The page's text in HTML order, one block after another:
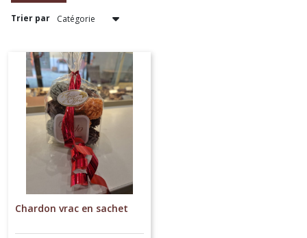
Trier par
Chardon vrac en sachet
résultats